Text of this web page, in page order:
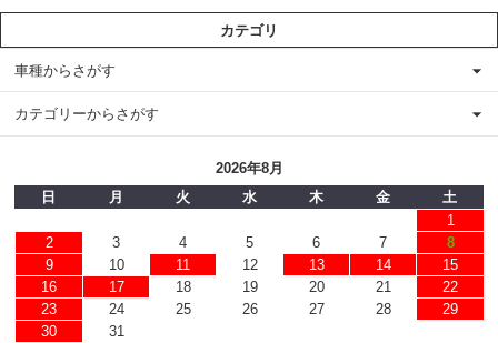
カテゴリ
車種からさがす
カテゴリーからさがす
2026年8月
日
月 火 水 木 金
土
1
2
3 4 5 6 7
8
9
10 11 12 13 14
15
16
17 18 19 20 21
22
23
24 25 26 27 28
29
30
31